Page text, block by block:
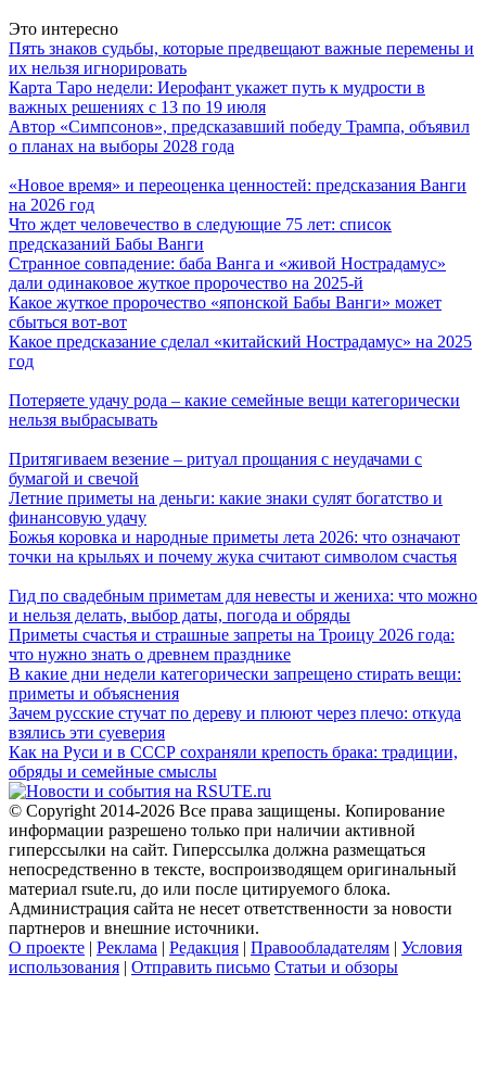
Это интересно
Пять знаков судьбы, которые предвещают важные перемены и
их нельзя игнорировать
Карта Таро недели: Иерофант укажет путь к мудрости в
важных решениях с 13 по 19 июля
Автор «Симпсонов», предсказавший победу Трампа, объявил
о планах на выборы 2028 года
«Новое время» и переоценка ценностей: предсказания Ванги
на 2026 год
Что ждет человечество в следующие 75 лет: список
предсказаний Бабы Ванги
Странное совпадение: баба Ванга и «живой Нострадамус»
дали одинаковое жуткое пророчество на 2025-й
Какое жуткое пророчество «японской Бабы Ванги» может
сбыться вот-вот
Какое предсказание сделал «китайский Нострадамус» на 2025
год
Потеряете удачу рода – какие семейные вещи категорически
нельзя выбрасывать
Притягиваем везение – ритуал прощания с неудачами с
бумагой и свечой
Летние приметы на деньги: какие знаки сулят богатство и
финансовую удачу
Божья коровка и народные приметы лета 2026: что означают
точки на крыльях и почему жука считают символом счастья
Гид по свадебным приметам для невесты и жениха: что можно
и нельзя делать, выбор даты, погода и обряды
Приметы счастья и страшные запреты на Троицу 2026 года:
что нужно знать о древнем празднике
В какие дни недели категорически запрещено стирать вещи:
приметы и объяснения
Зачем русские стучат по дереву и плюют через плечо: откуда
взялись эти суеверия
Как на Руси и в СССР сохраняли крепость брака: традиции,
обряды и семейные смыслы
© Copyright 2014-2026 Все права защищены. Копирование
информации разрешено только при наличии активной
гиперссылки на сайт. Гиперссылка должна размещаться
непосредственно в тексте, воспроизводящем оригинальный
материал rsute.ru, до или после цитируемого блока.
Администрация сайта не несет ответственности за новости
партнеров и внешние источники.
О проекте | Реклама | Редакция | Правообладателям | Условия
использования | Отправить письмо Статьи и обзоры